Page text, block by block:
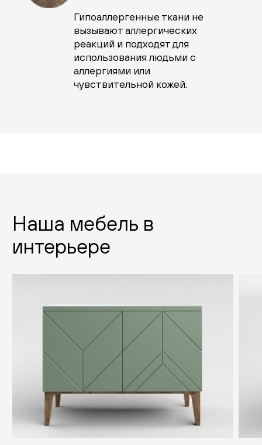
Гипоаллергенные ткани не
вызывают аллергических
реакций и подходят для
использования людьми с
аллергиями или
чувствительной кожей.
Наша мебель в
интерьере